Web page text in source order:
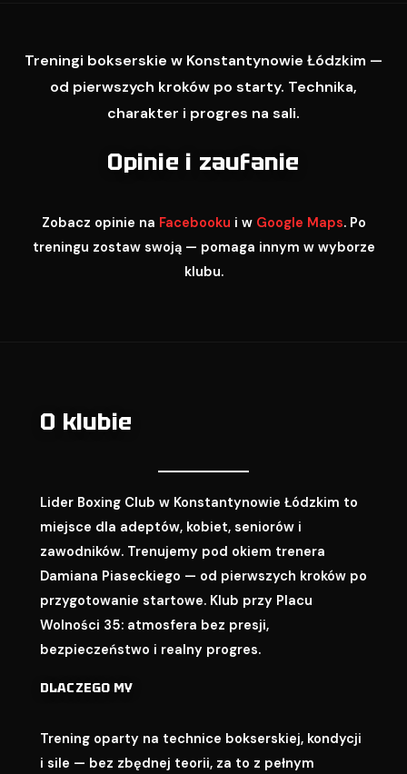
Treningi bokserskie w Konstantynowie Łódzkim —
od pierwszych kroków po starty. Technika,
charakter i progres na sali.
Opinie i zaufanie
Zobacz opinie na Facebooku i w Google Maps. Po
treningu zostaw swoją — pomaga innym w wyborze
klubu.
O klubie
Lider Boxing Club w Konstantynowie Łódzkim to
miejsce dla adeptów, kobiet, seniorów i
zawodników. Trenujemy pod okiem trenera
Damiana Piaseckiego — od pierwszych kroków po
przygotowanie startowe. Klub przy Placu
Wolności 35: atmosfera bez presji,
bezpieczeństwo i realny progres.
DLACZEGO MY
Trening oparty na technice bokserskiej, kondycji
i sile — bez zbędnej teorii, za to z pełnym